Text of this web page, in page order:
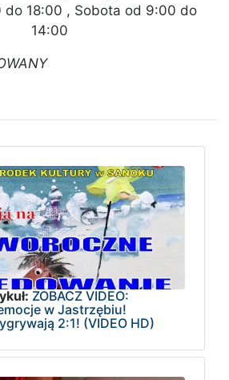
do 18:00 , Sobota od 9:00 do
14:00
ZOBACZ VIDEO:
w Jastrzębiu!
2:1! (VIDEO HD)